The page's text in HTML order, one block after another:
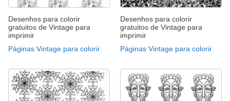
Desenhos para colorir
gratuitos de Vintage para
imprimir
Páginas Vintage para colorir
Desenhos para colorir
gratuitos de Vintage para
imprimir
Páginas Vintage para colorir